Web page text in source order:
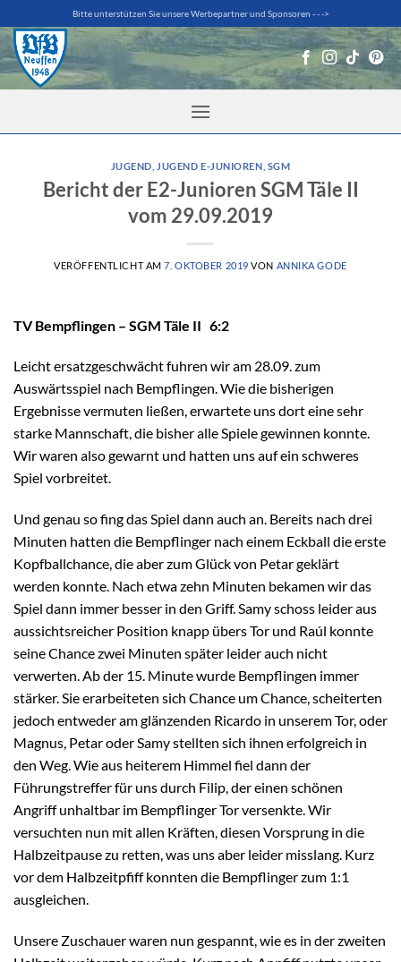
Inhalt
springen
Bitte unterstützen Sie unsere Werbepartner und Sponsoren - - ->
JUGEND JUGEND E-JUNIOREN SGM
Bericht der E2-Junioren SGM Täle II
vom 29.09.2019
VERÖFFENTLICHT AM7. OKTOBER 2019 VON ANNIKA GODE
TV Bempflingen – SGM Täle II 6:2
Leicht ersatzgeschwächt fuhren wir am 28.09. zum
Auswärtsspiel nach Bempflingen. Wie die bisherigen
Ergebnisse vermuten ließen, erwartete uns dort eine sehr
starke Mannschaft, die bisher alle Spiele gewinnen konnte.
Wir waren also gewarnt und hatten uns auf ein schweres
Spiel vorbreitet.
Und genau so fing das Spiel dann auch an. Bereits nach drei
Minuten hatten die Bempflinger nach einem Eckball die erste
Kopfballchance, die aber zum Glück von Petar geklärt
werden konnte. Nach etwa zehn Minuten bekamen wir das
Spiel dann immer besser in den Griff. Samy schoss leider aus
aussichtsreicher Position knapp übers Tor und Raúl konnte
seine Chance zwei Minuten später leider auch nicht
verwerten. Ab der 15. Minute wurde Bempflingen immer
stärker. Sie erarbeiteten sich Chance um Chance, scheiterten
jedoch entweder am glänzenden Ricardo in unserem Tor, oder
Magnus, Petar oder Samy stellten sich ihnen erfolgreich in
den Weg. Wie aus heiterem Himmel fiel dann der
Führungstreffer für uns durch Filip, der einen schönen
Angriff unhaltbar im Bempflinger Tor versenkte. Wir
versuchten nun mit allen Kräften, diesen Vorsprung in die
Halbzeitpause zu retten, was uns aber leider misslang. Kurz
vor dem Halbzeitpfiff konnten die Bempflinger zum 1:1
ausgleichen.
Unsere Zuschauer waren nun gespannt, wie es in der zweiten